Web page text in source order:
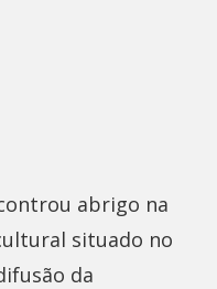
abrigo na
situado no
da